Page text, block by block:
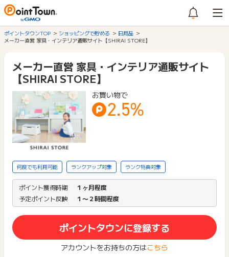
ポイントタウンTOP ショッピングで貯める
日用品
メーカー直営 家具・インテリア通販サイト【SHIRAI STORE】
メーカー直営 家具・インテリア通販サイト
【SHIRAI STORE】
お買い物で
2.5%
何度でも利用可能 ランクアップ対象 ランク特典対象
ポイント獲得時期
１ヶ月程度
予定ポイント反映
１〜２時間程度
ポイントタウンに登録する
アカウントをお持ちの方はこちら